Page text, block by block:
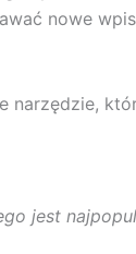
nowe
narzędzie,
jest